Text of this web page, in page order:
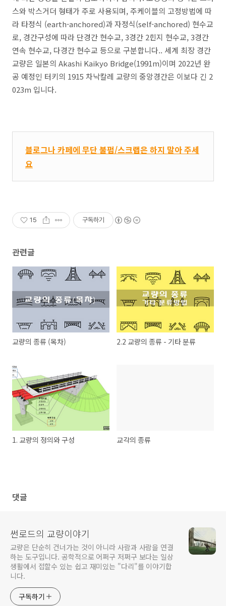
스와 박스거더 형태가 주로 사용되며, 주케이블의 고정방법에 따
라 타정식 (earth-anchored)과 자정식(self-anchored) 현수교
로, 경간구성에 따라 단경간 현수교, 3경간 2힌지 현수교, 3경간
연속 현수교, 다경간 현수교 등으로 구분합니다.. 세계 최장 경간
교량은 일본의 Akashi Kaikyo Bridge(1991m)이며 2022년 완
공 예정인 터키의 1915 차낙칼레 교량의 중앙경간은 이보다 긴 2
023m 입니다.
블로그나 카페에 무단 불펌/스크랩은 하지 말아 주세
요
15 구독하기
관련글
교량의 종류 (목차) 2.2 교량의 종류 - 기타 분류
1. 교량의 정의와 구성 교각의 종류
댓글
썬로드의 교량이야기
교량은 단순히 건너가는 것이 아니라 사람과 사람을 연결
하는 도구입니다. 공학적으로 어쩌구 저쩌구 보다는 일상
생활에서 접할수 있는 쉽고 재미있는 "다리"를 이야기합
니다.
구독하기